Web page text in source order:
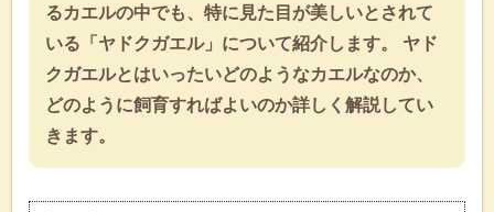
るカエルの中でも、特に見た目が美しいとされて
いる「ヤドクガエル」について紹介します。 ヤド
クガエルとはいったいどのようなカエルなのか、
どのように飼育すればよいのか詳しく解説してい
きます。